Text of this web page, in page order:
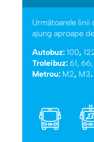
Următoarele linii
ajung aproape
Autobuz: 100,
Troleibuz: 61,
Metrou: M2, M3.